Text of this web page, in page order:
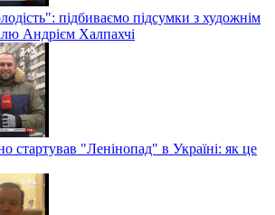
підбиваємо підсумки з художнім
Андрієм Халпахчі
стартував "Ленінопад" в Україні: як це